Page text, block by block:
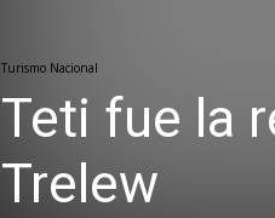
Turismo Nacional
Teti fue la
Trelew